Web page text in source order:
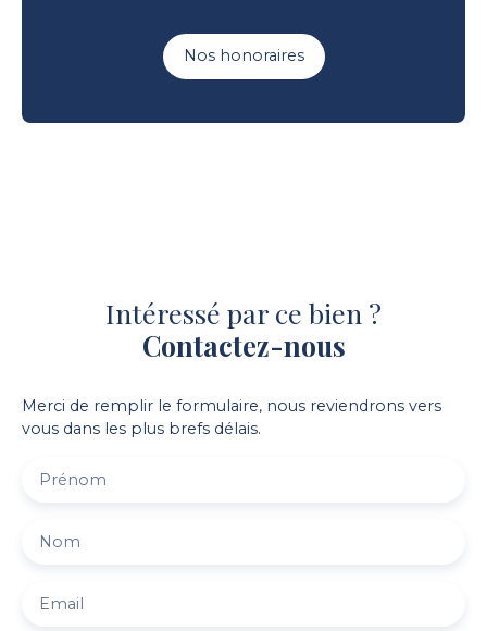
Nos honoraires
Intéressé par ce bien ?
Contactez-nous
Merci de remplir le formulaire, nous reviendrons vers
vous dans les plus brefs délais.
Prénom
Nom
Email